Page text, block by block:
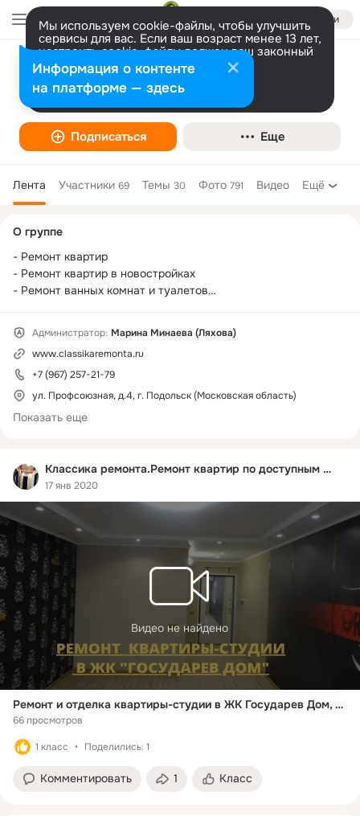
Войти
Мы используем cookie-файлы, чтобы улучшить
сервисы для вас. Если ваш возраст менее 13 лет,
настроить cookie-файлы должен ваш законный
представитель. Больше информации
Разрешить все Настроить
Классика ремонта.Ремонт квартир по
доступным ценам
Мелкий ремонт, муж на час
Подписаться Еще
Лента Участники 69 Темы 30 Фото 791 Видео Ещё
Классика ремонта.Ремонт квартир по доступным ценам
17 янв 2020
Видео не найдено
Ремонт и отделка квартиры-студии в ЖК Государев Дом, ул. Сухановская, д.13
66 просмотров
1 класс Поделились: 1
Комментировать 1 Класс
колонка
О группе
- Ремонт квартир
- Ремонт квартир в новостройках
- Ремонт ванных комнат и туалетов
- Демонтаж
- Электрика
- Сантехника
- Плитка
- Ламинат
- Штукатурка
- Обои
- Закупка, доставка материала
Гарантия на все производимые работы.
Выполняем ремонт в городах:
Бутово
Видное
Домодедово
Коммунарка
п .Львовский
Климовск
Москва
Троицк
Щербинка
Администратор: Mарина Mинаева (Ляхова)
www.classikaremonta.ru
+7 (967) 257-21-79
ул. Профсоюзная, д.4, г. Подольск (Московская область)
Показать еще
Информация о контенте
на платформе — здесь